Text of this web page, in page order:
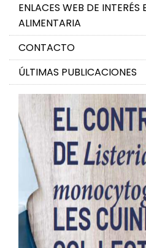
ENLACES WEB DE INTERÉS
ALIMENTARIA
CONTACTO
ÚLTIMAS PUBLICACIONES